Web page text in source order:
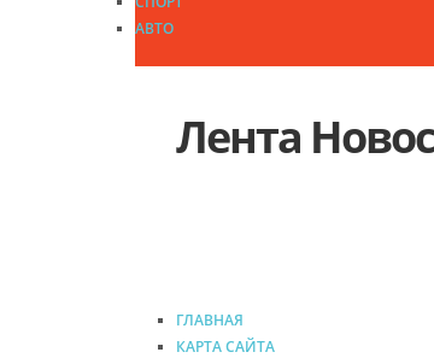
АВТО
Лента
Архивные
ГЛАВНАЯ
КАРТА САЙТА